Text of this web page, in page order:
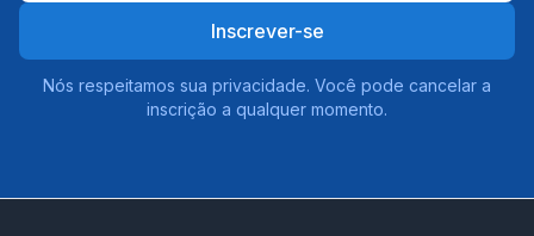
Inscrever-se
Nós respeitamos sua privacidade. Você pode cancelar a
inscrição a qualquer momento.